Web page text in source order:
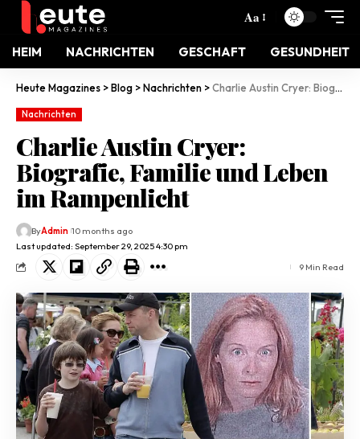
Aa
HEIM NACHRICHTEN GESCHAFT GESUNDHEIT
Heute Magazines >Blog >Nachrichten >Charlie Austin Cryer: Biografie, Familie und Leben im Rampenlicht
Nachrichten
Charlie Austin Cryer:
Biografie, Familie und Leben
im Rampenlicht
Last updated: September 29, 2025 4:30 pm
ByAdmin 10 months ago
9 Min Read